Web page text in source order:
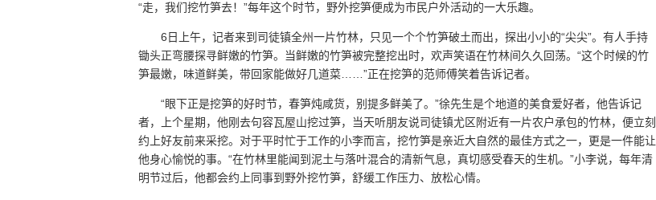
“走，我们挖竹笋去！”每年这个时节，野外挖笋便成为市民户外活动的一大乐趣。
6日上午，记者来到司徒镇全州一片竹林，只见一个个竹笋破土而出，探出小小的“尖尖”。有人手持
锄头正弯腰探寻鲜嫩的竹笋。当鲜嫩的竹笋被完整挖出时，欢声笑语在竹林间久久回荡。“这个时候的竹
笋最嫩，味道鲜美，带回家能做好几道菜……”正在挖笋的范师傅笑着告诉记者。
“眼下正是挖笋的好时节，春笋炖咸货，别提多鲜美了。”徐先生是个地道的美食爱好者，他告诉记
者，上个星期，他刚去句容瓦屋山挖过笋，当天听朋友说司徒镇尤区附近有一片农户承包的竹林，便立刻
约上好友前来采挖。对于平时忙于工作的小李而言，挖竹笋是亲近大自然的最佳方式之一，更是一件能让
他身心愉悦的事。“在竹林里能闻到泥土与落叶混合的清新气息，真切感受春天的生机。”小李说，每年清
明节过后，他都会约上同事到野外挖竹笋，舒缓工作压力、放松心情。